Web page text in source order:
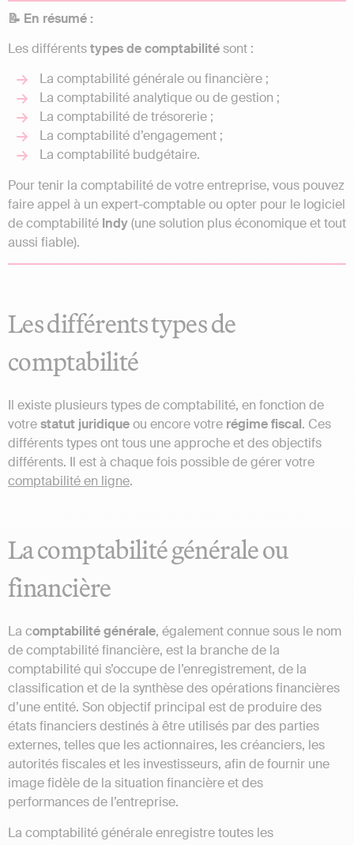
📝 En résumé :
Les différentstypes de comptabilitésont :
La comptabilité générale ou financière ;
La comptabilité analytique ou de gestion ;
La comptabilité de trésorerie ;
La comptabilité d’engagement ;
La comptabilité budgétaire.
Pour tenir la comptabilité de votre entreprise, vous pouvez
faire appel à un expert-comptable ou opter pour le logiciel
de comptabilité Indy(une solution plus économique et tout
aussi fiable).
Les différents types de
comptabilité
Il existe plusieurs types de comptabilité, en fonction de
votrestatut juridiqueou encore votre régime fiscal. Ces
différents types ont tous une approche et des objectifs
différents. Il est à chaque fois possible de gérer votre
comptabilité en ligne.
La comptabilité générale ou
financière
La comptabilité générale, également connue sous le nom
de comptabilité financière, est la branche de la
comptabilité qui s’occupe de l’enregistrement, de la
classification et de la synthèse des opérations financières
d’une entité. Son objectif principal est de produire des
états financiers destinés à être utilisés par des parties
externes, telles que les actionnaires, les créanciers, les
autorités fiscales et les investisseurs, afin de fournir une
image fidèle de la situation financière et des
performances de l’entreprise.
La comptabilité générale enregistre toutes les